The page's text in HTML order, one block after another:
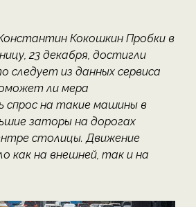
Кокошкин Пробки в
23 декабря, достигли
следует из данных сервиса
ли мера
спрос на такие машины в
заторы на дорогах
столицы. Движение
как на внешней, так и на